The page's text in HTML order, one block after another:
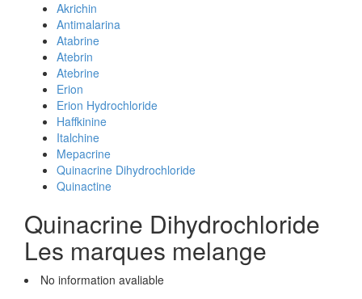
Akrichin
Antimalarina
Atabrine
Atebrin
Atebrine
Erion
Erion Hydrochloride
Haffkinine
Italchine
Mepacrine
Quinacrine Dihydrochloride
Quinactine
Quinacrine Dihydrochloride
Les marques melange
No information avaliable